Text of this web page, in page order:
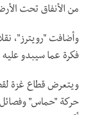
من الأنفاق تحت
وأضافت "رويترز"،
فكرة عما سيبدو
ويتعرض قطاع غزة